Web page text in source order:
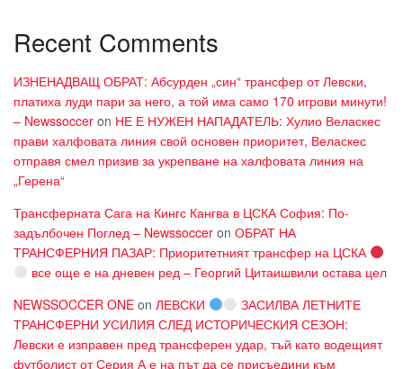
Recent Comments
ИЗНЕНАДВАЩ ОБРАТ: Абсурден „син“ трансфер от Левски,
платиха луди пари за него, а той има само 170 игрови минути!
– Newssoccer on НЕ Е НУЖЕН НАПАДАТЕЛЬ: Хулио Веласкес
прави халфовата линия свой основен приоритет, Веласкес
отправя смел призив за укрепване на халфовата линия на
„Герена“
Трансферната Сага на Кингс Кангва в ЦСКА София: По-
задълбочен Поглед – Newssoccer on ОБРАТ НА
ТРАНСФЕРНИЯ ПАЗАР: Приоритетният трансфер на ЦСКА
все още е на дневен ред – Георгий Цитаишвили остава цел
NEWSSOCCER ONE on ЛЕВСКИ
ЗАСИЛВА ЛЕТНИТЕ
ТРАНСФЕРНИ УСИЛИЯ СЛЕД ИСТОРИЧЕСКИЯ СЕЗОН:
Левски е изправен пред трансферен удар, тъй като водещият
футболист от Серия А е на път да се присъедини към